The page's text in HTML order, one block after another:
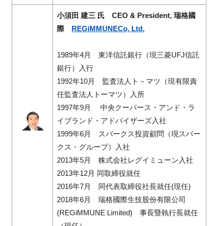
小須田 建三 氏 CEO & President, 瑞格國
際 REGiMMUNECo, Ltd.
1989年4月 東洋信託銀行（現三菱UFJ信託
銀行）入行
1992年10月 監査法人ト－マツ（現有限責
任監査法人トーマツ）入所
1997年9月 中央クーパース・アンド・ラ
イブランド・アドバイザーズ入社
1999年6月 スパークス投資顧問（現スパー
クス・グループ）入社
2013年5月 株式会社レグイミューン入社
2013年12月 同取締役就任
2016年7月 同代表取締役社長就任(現任)
2018年6月 瑞格國際生技股份有限公司
(REGiMMUNE Limited) 事長暨執行長就任